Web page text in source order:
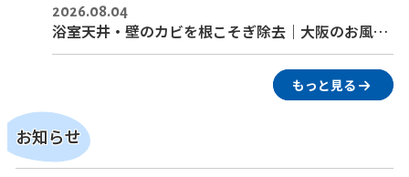
2026.08.04
浴室天井・壁のカビを根こそぎ除去｜大阪のお風呂クリーニング
もっと見る
お知らせ
0120-987-057